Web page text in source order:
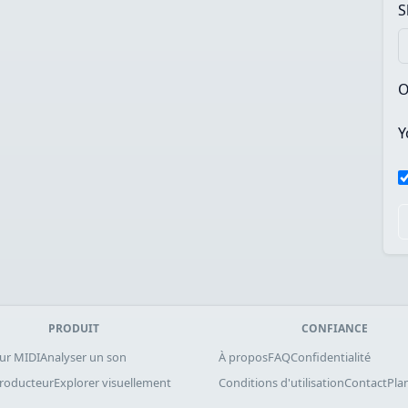
PRODUIT
MIDIAnalyser un son
Explorer visuellement
CONFIANCE
À proposFAQConfidentialité
Conditions d'utilisationContact